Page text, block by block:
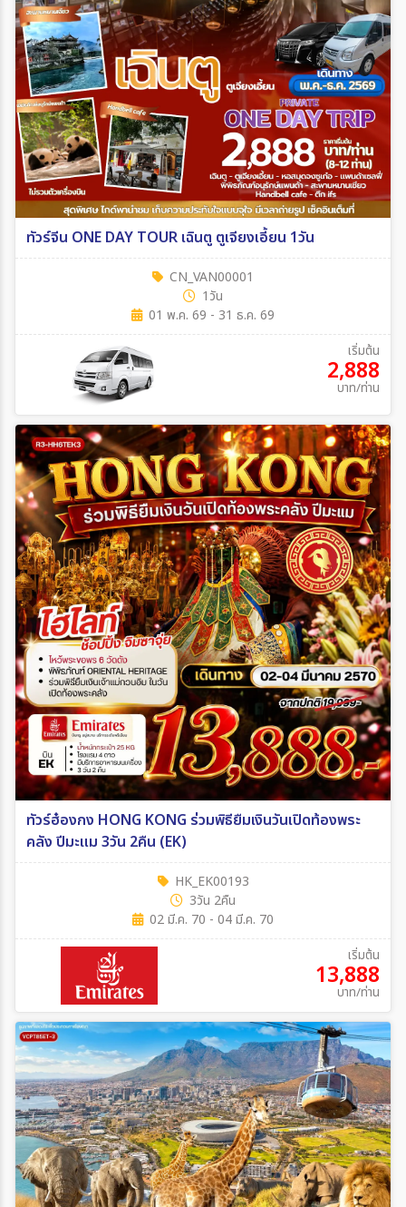
ทัวร์จีน ONE DAY TOUR เฉินตู ตูเจียงเอี้ยน 1วัน
CN_VAN00001
1วัน
01 พ.ค. 69 - 31 ธ.ค. 69
เริ่มต้น
2,888
บาท/ท่าน
ทัวร์ฮ๋องกง HONG KONG ร่วมพิธียืมเงินวันเปิดท้องพระ
คลัง ปีมะแม 3วัน 2คืน (EK)
HK_EK00193
3วัน 2คืน
02 มี.ค. 70 - 04 มี.ค. 70
เริ่มต้น
13,888
บาท/ท่าน